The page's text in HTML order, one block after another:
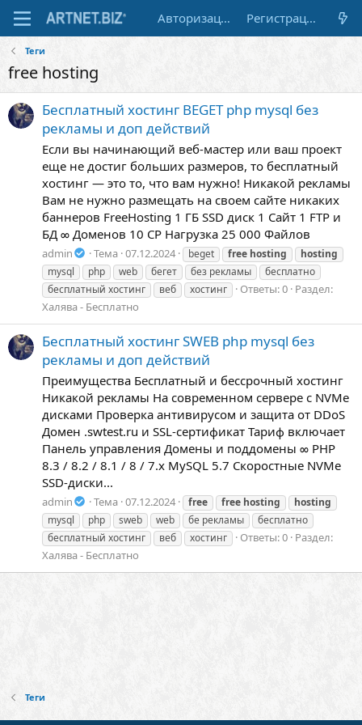
Авторизация Регистрация
Теги
free hosting
Бесплатный хостинг BEGET php mysql без
рекламы и доп действий
Если вы начинающий веб-мастер или ваш проект
еще не достиг больших размеров, то бесплатный
хостинг — это то, что вам нужно! Никакой рекламы
Вам не нужно размещать на своем сайте никаких
баннеров FreeHosting 1 ГБ SSD диск 1 Сайт 1 FTP и
БД ∞ Доменов 10 CP Нагрузка 25 000 Файлов
admin Тема 07.12.2024 beget free hosting
hosting
mysql
php web бегет без рекламы
бесплатно
бесплатный хостинг
веб хостинг Ответы: 0 Раздел:
Халява - Бесплатно
Бесплатный хостинг SWEB php mysql без
рекламы и доп действий
Преимущества Бесплатный и бессрочный хостинг
Никакой рекламы На современном сервере с NVMe
дисками Проверка антивирусом и защита от DDoS
Домен .swtest.ru и SSL-сертификат Тариф включает
Панель управления Домены и поддомены ∞ PHP
8.3 / 8.2 / 8.1 / 8 / 7.х MySQL 5.7 Скоростные NVMe
SSD-диски...
admin Тема 07.12.2024 free free hosting
hosting
mysql
php sweb web бе рекламы
бесплатно
бесплатный хостинг
веб хостинг Ответы: 0 Раздел:
Халява - Бесплатно
Теги